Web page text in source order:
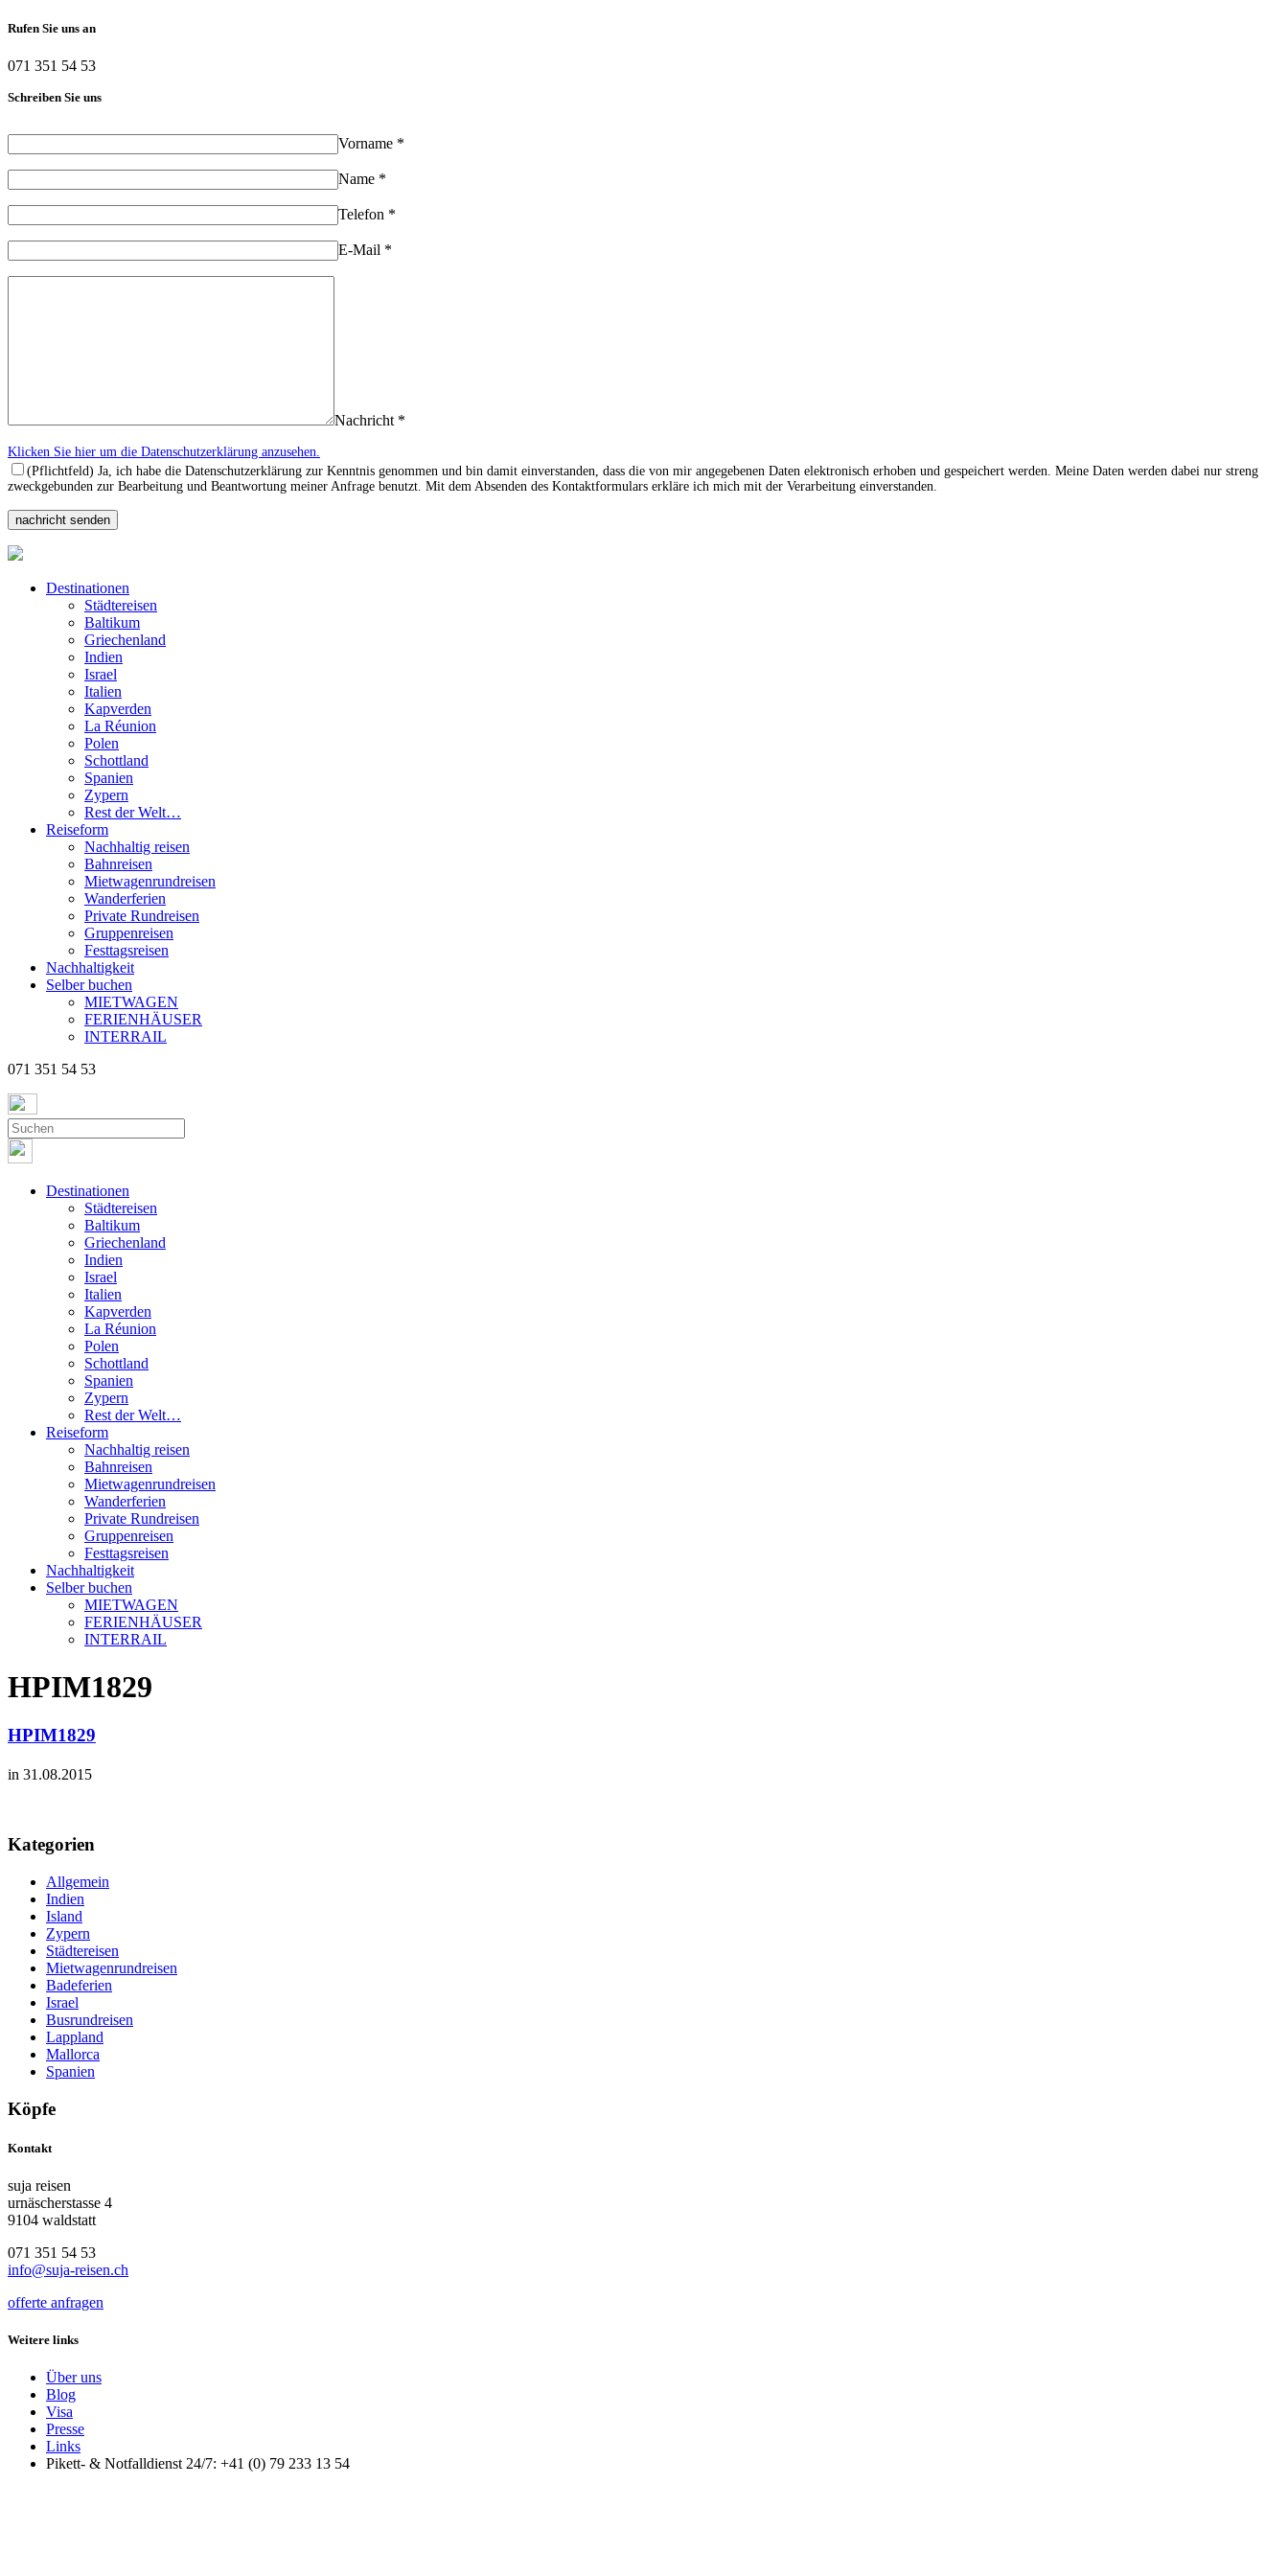
Rufen Sie uns an
071 351 54 53
Schreiben Sie uns
Vorname *
Name *
Telefon *
E-Mail *
Nachricht *
Klicken Sie hier um die Datenschutzerklärung anzusehen.
(Pflichtfeld) Ja, ich habe die Datenschutzerklärung zur Kenntnis genommen und bin damit einverstanden, dass die von mir angegebenen Daten elektronisch erhoben und gespeichert werden. Meine Daten werden dabei nur streng
zweckgebunden zur Bearbeitung und Beantwortung meiner Anfrage benutzt. Mit dem Absenden des Kontaktformulars erkläre ich mich mit der Verarbeitung einverstanden.
Destinationen
Städtereisen
Baltikum
Griechenland
Indien
Israel
Italien
Kapverden
La Réunion
Polen
Schottland
Spanien
Zypern
Rest der Welt…
Reiseform
Nachhaltig reisen
Bahnreisen
Mietwagenrundreisen
Wanderferien
Private Rundreisen
Gruppenreisen
Festtagsreisen
Nachhaltigkeit
Selber buchen
MIETWAGEN
FERIENHÄUSER
INTERRAIL
071 351 54 53
Destinationen
Städtereisen
Baltikum
Griechenland
Indien
Israel
Italien
Kapverden
La Réunion
Polen
Schottland
Spanien
Zypern
Rest der Welt…
Reiseform
Nachhaltig reisen
Bahnreisen
Mietwagenrundreisen
Wanderferien
Private Rundreisen
Gruppenreisen
Festtagsreisen
Nachhaltigkeit
Selber buchen
MIETWAGEN
FERIENHÄUSER
INTERRAIL
HPIM1829
HPIM1829
in 31.08.2015
Kategorien
Allgemein
Indien
Island
Zypern
Städtereisen
Mietwagenrundreisen
Badeferien
Israel
Busrundreisen
Lappland
Mallorca
Spanien
Köpfe
Kontakt
suja reisen
urnäscherstasse 4
9104 waldstatt
071 351 54 53
info@suja-reisen.ch
offerte anfragen
Weitere links
Über uns
Blog
Visa
Presse
Links
Pikett- & Notfalldienst 24/7: +41 (0) 79 233 13 54